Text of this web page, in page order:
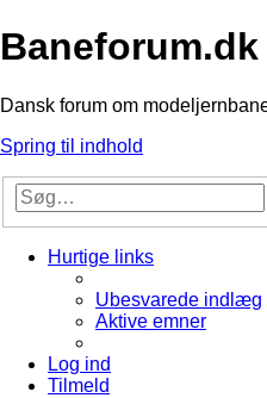
Baneforum.dk
Dansk forum om
Spring til indhold
Hurtige links
Ubesvarede indlæg
Aktive emner
Log ind
Tilmeld